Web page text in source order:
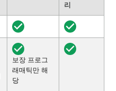
리
보장 프로그
래매틱만 해
당